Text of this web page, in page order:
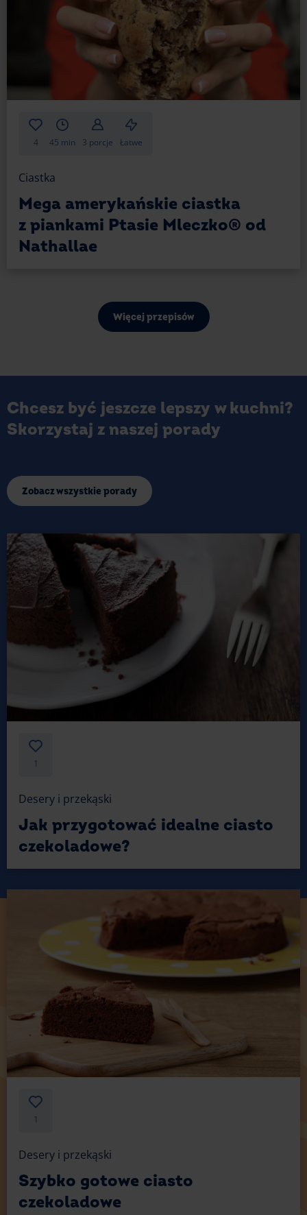
4 45 min 3 porcje Łatwe
Ciastka
Mega amerykańskie ciastka
z piankami Ptasie Mleczko® od
Nathallae
Więcej przepisów
Chcesz być jeszcze lepszy w kuchni?
Skorzystaj z naszej porady
Zobacz wszystkie porady
1
Desery i przekąski
Jak przygotować idealne ciasto
czekoladowe?
1
Desery i przekąski
Szybko gotowe ciasto
czekoladowe